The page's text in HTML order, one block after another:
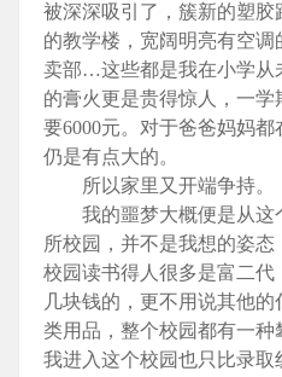
被深深吸引了，簇新的塑
的教学楼，宽阔明亮有空
卖部…这些都是我在小学从
的膏火更是贵得惊人，一
要6000元。对于爸爸妈妈
仍是有点大的。
所以家里又开端争持。
我的噩梦大概便是从这
所校园，并不是我想的姿
校园读书得人很多是富二
几块钱的，更不用说其他
类用品，整个校园都有一种
我进入这个校园也只比录取